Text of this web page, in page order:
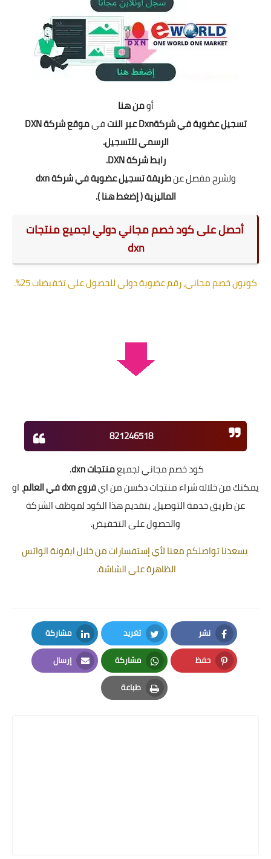
أومن هنا
تسجيل عضوية في شركةDxn عبر النت
في
موقع شركة DXN
الرسمي للتسجيل.
رابط شركة DXN.
ولشرح مفصلعن
طريقة تسجيل عضوية في شركة dxn
الماليزية(إضغط هنا).
أحصل على كود خصم مجاني دولي لجميع منتجات
dxn
كوبون خصم مجاني، رقم عضوية دولي للحصول على تخفيضات 25%.
821246518
كود خصم مجاني لجميعمنتجات dxn
.
يمكنك من خلاله شراء منتجات دكسن من ايفروع dxn في العالم
، او
عن طريق خدمة التوصيل، بتقديم هذا الكود لموظف الشركة
والحصول على التخفيض.
يسعدنا تواصلكم معنا لأي إستفسارات من خلال ايقونة الواتس
الظاهرة على الشاشة.
نشر
Facebook
تغريد
Twitter
مشاركة
LinkedIn
حفظ
Pinterest
مشاركة
Whatsapp
إرسال
Email
طباعة
Print